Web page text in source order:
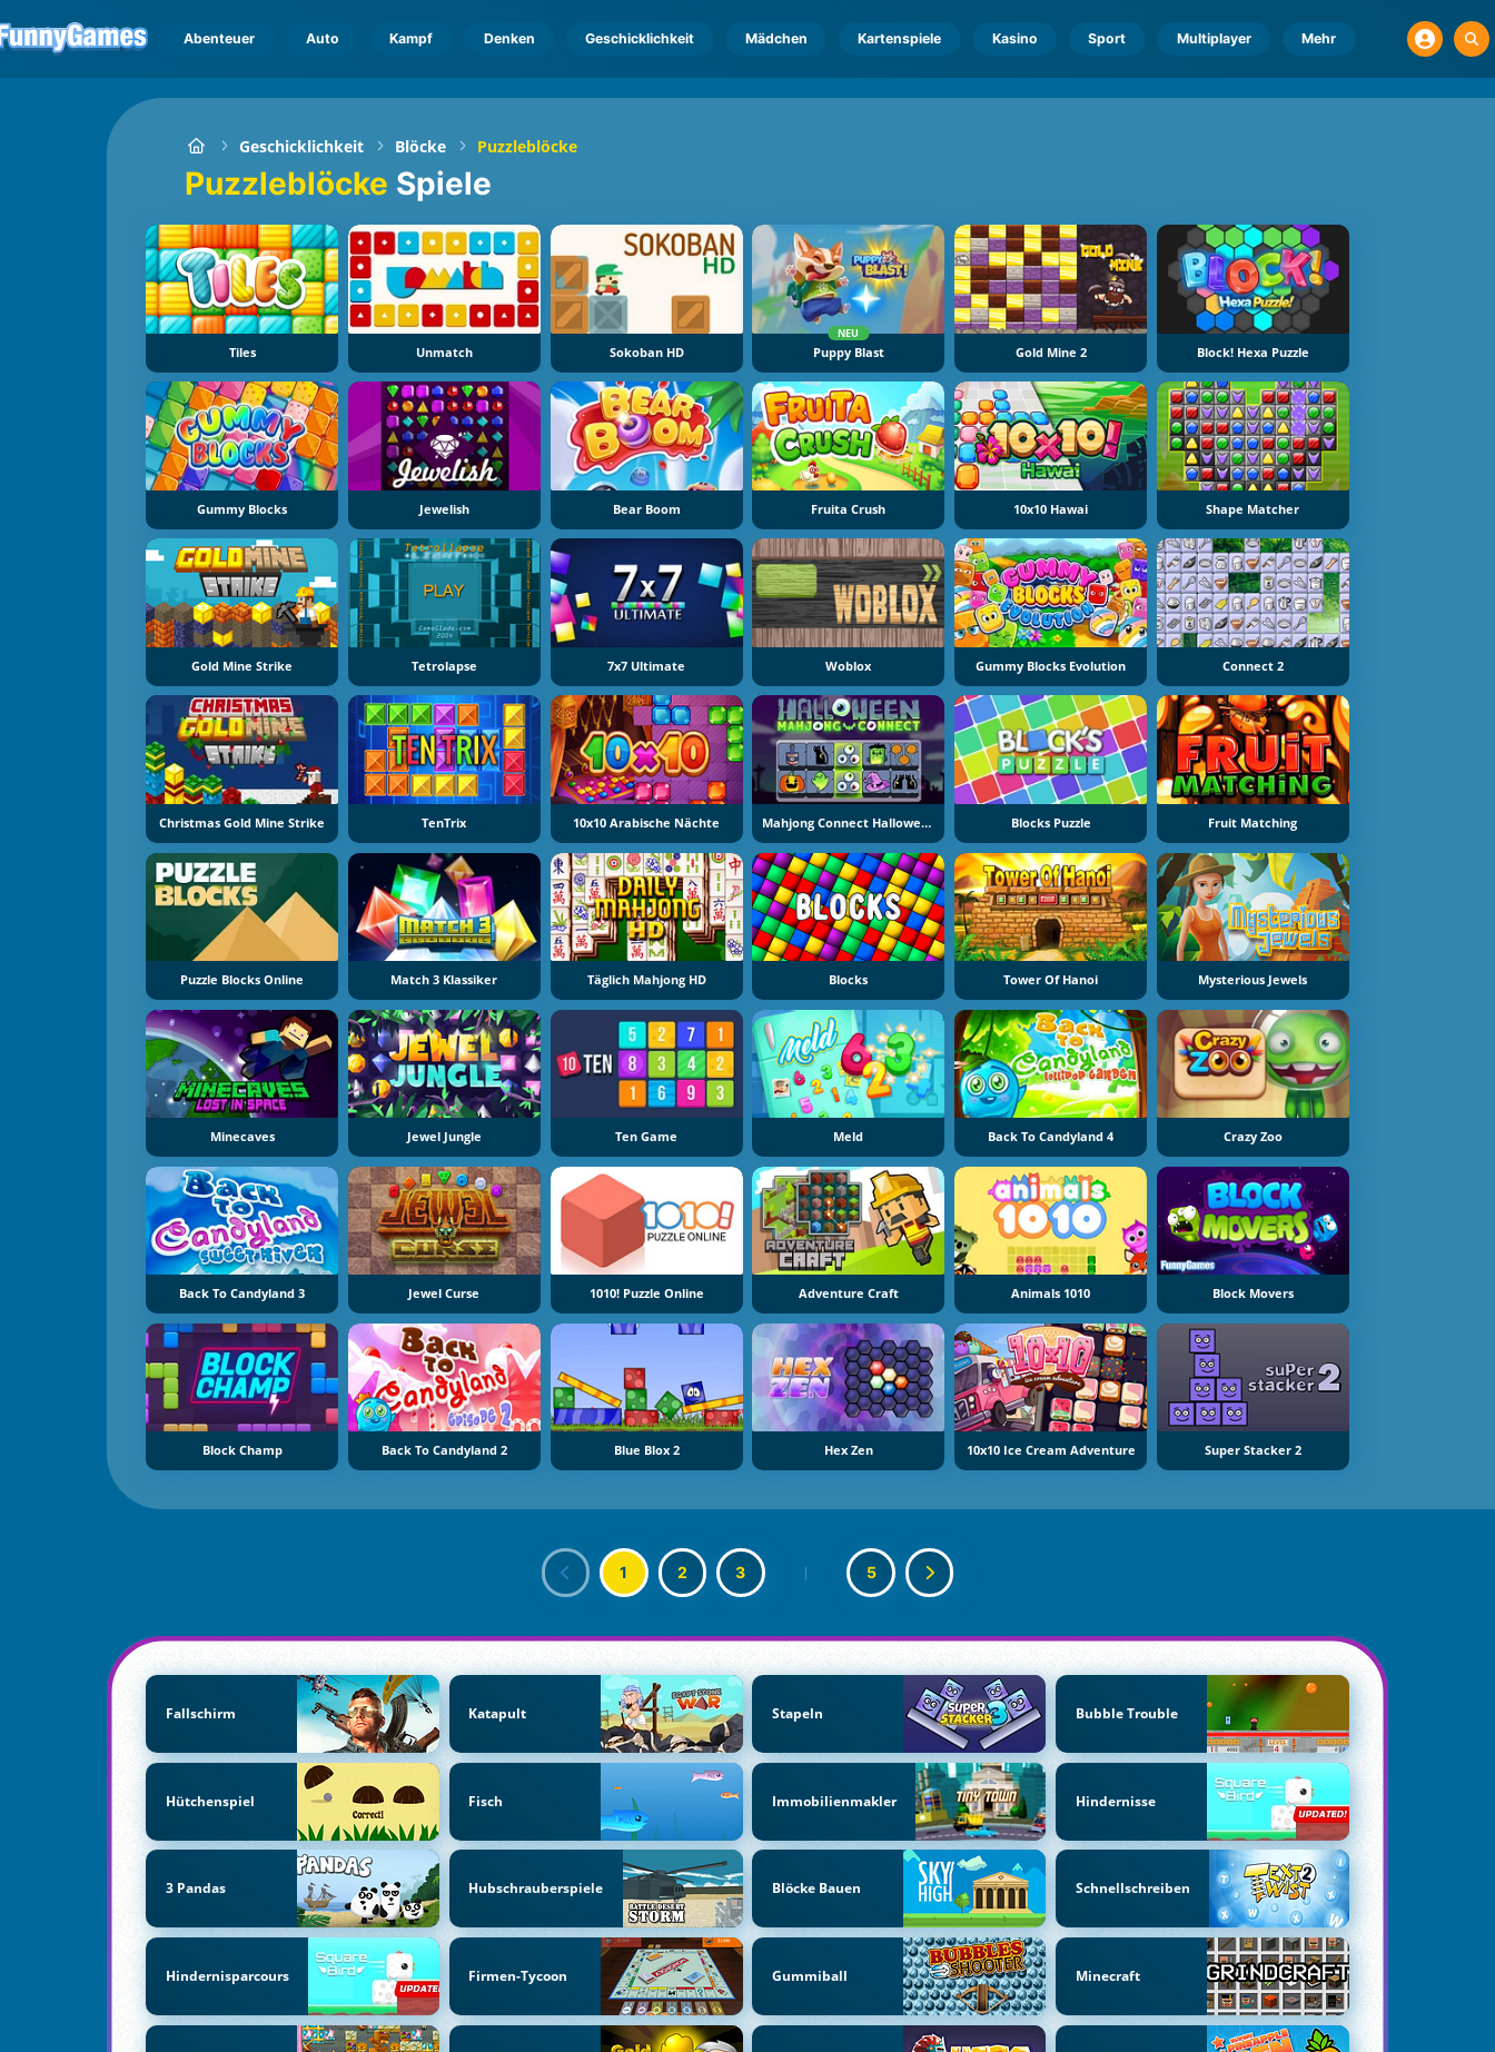
Abenteuer Auto Kampf Denken Geschicklichkeit Mädchen Kartenspiele Kasino Sport Multiplayer Mehr
Geschicklichkeit Blöcke Puzzleblöcke
Puzzleblöcke Spiele
Tiles Unmatch Sokoban HD
NEU
Puppy Blast Gold Mine 2 Block! Hexa Puzzle
Gummy Blocks Jewelish Bear Boom Fruita Crush 10x10 Hawai Shape Matcher
Gold Mine Strike Tetrolapse 7x7 Ultimate Woblox Gummy Blocks Evolution Connect 2
Christmas Gold Mine Strike TenTrix 10x10 Arabische Nächte Mahjong Connect Halloween Blocks Puzzle Fruit Matching
Puzzle Blocks Online Match 3 Klassiker Täglich Mahjong HD Blocks Tower Of Hanoi Mysterious Jewels
Minecaves Jewel Jungle Ten Game Meld Back To Candyland 4 Crazy Zoo
Back To Candyland 3 Jewel Curse 1010! Puzzle Online Adventure Craft Animals 1010 Block Movers
Block Champ Back To Candyland 2 Blue Blox 2 Hex Zen 10x10 Ice Cream Adventure Super Stacker 2
1 2 3 | 5
Fallschirm Katapult Stapeln Bubble Trouble
Hütchenspiel Fisch Immobilienmakler Hindernisse
3 Pandas Hubschrauberspiele Blöcke Bauen Schnellschreiben
Hindernisparcours Firmen-Tycoon Gummiball Minecraft